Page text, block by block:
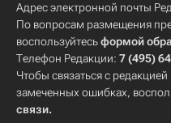
Адрес электронной почты
По вопросам размещения
воспользуйтесьформой
Телефон Редакции: 7 (495)
Чтобы связаться с
замеченных ошибках,
связи.